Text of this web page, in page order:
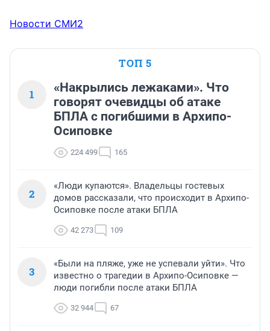
Новости СМИ2
ТОП 5
1
«Накрылись лежаками». Что
говорят очевидцы об атаке
БПЛА с погибшими в Архипо-
Осиповке
224 499 165
2
«Люди купаются». Владельцы гостевых
домов рассказали, что происходит в Архипо-
Осиповке после атаки БПЛА
42 273 109
3
«Были на пляже, уже не успевали уйти». Что
известно о трагедии в Архипо-Осиповке —
люди погибли после атаки БПЛА
32 944 67